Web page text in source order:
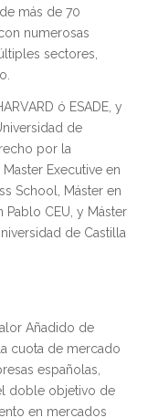
más de 70
numerosas
sectores,
ó ESADE, y
de
por la
Executive en
School, Máster en
Pablo CEU, y Máster
de Castilla
Añadido de
cuota de mercado
españolas,
doble objetivo de
en mercados